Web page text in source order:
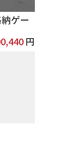
ゲー
円